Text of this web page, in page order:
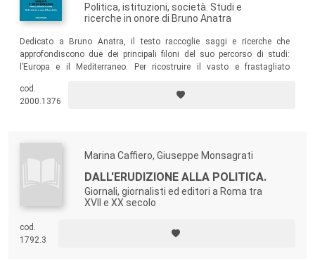
Politica, istituzioni, società. Studi e
ricerche in onore di Bruno Anatra
Dedicato a Bruno Anatra, il testo raccoglie saggi e ricerche che
approfondiscono due dei principali filoni del suo percorso di studi:
l’Europa e il Mediterraneo. Per ricostruire il vasto e frastagliato
privilegiati punti di osservazione per analizzare e comparare, nelle sue
mille sfaccettature, il vasto spazio comune che va dal Mediterraneo
cod.
2000.1376
Marina Caffiero, Giuseppe Monsagrati
DALL'ERUDIZIONE ALLA POLITICA.
Giornali, giornalisti ed editori a Roma tra
XVII e XX secolo
cod.
1792.3